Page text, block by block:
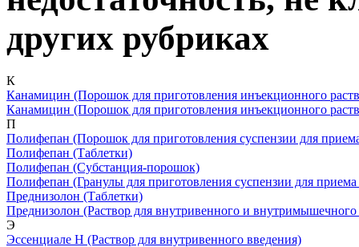
других рубриках
К
Канамицин (Порошок для приготовления инъекционного
Канамицин (Порошок для приготовления инъекционного
П
Полифепан (Порошок для приготовления суспензии для
Полифепан (Таблетки)
Полифепан (Субстанция-порошок)
Полифепан (Гранулы для приготовления суспензии для приема
Преднизолон (Таблетки)
Преднизолон (Раствор для внутривенного и внутримышечного
Э
Эссенциале Н (Раствор для внутривенного введения)